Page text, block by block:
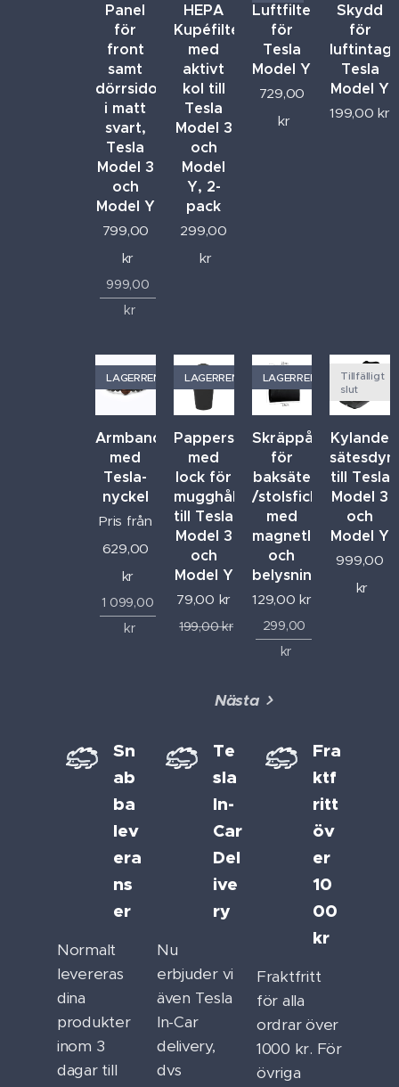
Panel
för
front
samt
dörrsidor
i matt
svart,
Tesla
Model 3
och
Model Y
799,00
kr
999,00
kr
HEPA
Kupéfilter
med
aktivt
kol till
Tesla
Model 3
och
Model
Y, 2-
pack
299,00
kr
Luftfilter
för
Tesla
Model Y
729,00
kr
Skydd
för
luftintag
Tesla
Model Y
199,00 kr
Armband
med
Tesla-
nyckel
LAGERRENSNING
Pris från
629,00
kr
1 099,00
kr
Papperskorg
med
lock för
mugghållare
till Tesla
Model 3
och
Model Y
LAGERRENSNING
79,00 kr
199,00kr
Skräppåse
för
baksäte
/stolsficka
med
magnetlås
och
belysning
LAGERRENSNING
129,00 kr
299,00
kr
Kylande
till Tesla
Model 3
och
Model Y
Tillfälligt
slut
999,00
kr
Nästa
Sn
ab
ba
lev
era
ns
er
Normalt
levereras
dina
produkter
inom 3
dagar till
Te
sla
In-
Car
Del
ive
ry
Nu
erbjuder vi
även Tesla
In-Car
delivery,
dvs
Fra
ktf
ritt
öv
er
10
00
kr
Fraktfritt
för alla
ordrar över
1000 kr. För
övriga